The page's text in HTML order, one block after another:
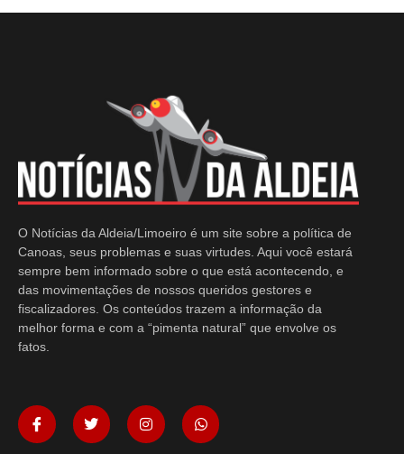
O Notícias da Aldeia/Limoeiro é um site sobre a política de
Canoas, seus problemas e suas virtudes. Aqui você estará
sempre bem informado sobre o que está acontecendo, e
das movimentações de nossos queridos gestores e
fiscalizadores. Os conteúdos trazem a informação da
melhor forma e com a “pimenta natural” que envolve os
fatos.